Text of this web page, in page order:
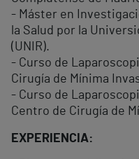
- Máster en
la Salud por la
(UNIR).
- Curso de
Cirugía de Mínima
- Curso de
Centro de Cirugía de
EXPERIENCIA: